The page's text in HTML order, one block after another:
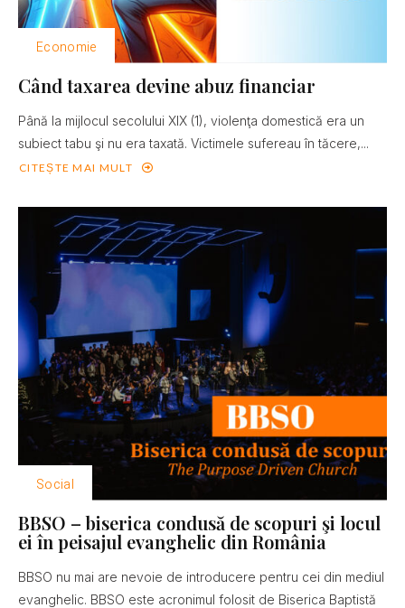
Economie
Când taxarea devine abuz financiar
Până la mijlocul secolului XIX (1), violenţa domestică era un
subiect tabu şi nu era taxată. Victimele sufereau în tăcere,...
CITEȘTE MAI MULT
Social
BBSO – biserica condusă de scopuri şi locul
ei în peisajul evanghelic din România
BBSO nu mai are nevoie de introducere pentru cei din mediul
evanghelic. BBSO este acronimul folosit de Biserica Baptistă